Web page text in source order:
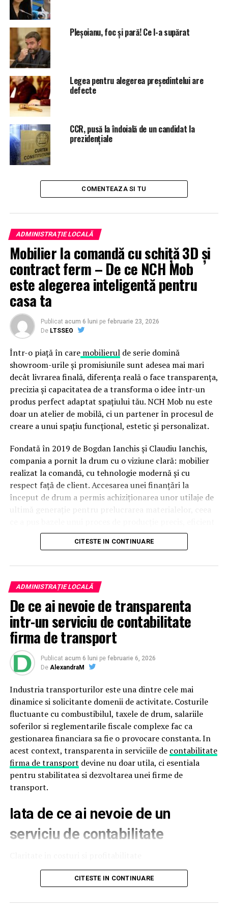
NU RATATI
Vopsiți și revopsiți, la luptă!
Pleșoianu, foc și pară! Ce l-a supărat
Legea pentru alegerea preşedintelui are
defecte
CCR, pusă la îndoială de un candidat la
prezidențiale
COMENTEAZA SI TU
ADMINISTRAȚIE LOCALĂ
Mobilier la comandă cu schiță 3D și
contract ferm – De ce NCH Mob
este alegerea inteligentă pentru
casa ta
Publicat acum 6 luni pe februarie 23, 2026
De LTSSEO
Într-o piață în caremobilierulde serie domină
showroom-urile și promisiunile sunt adesea mai mari
decât livrarea finală, diferența reală o face transparența,
precizia și capacitatea de a transforma o idee într-un
produs perfect adaptat spațiului tău. NCH Mob nu este
doar un atelier de mobilă, ci un partener în procesul de
creare a unui spațiu funcțional, estetic și personalizat.
Fondată în 2019 de Bogdan Ianchis și Claudiu Ianchis,
compania a pornit la drum cu o viziune clară: mobilier
realizat la comandă, cu tehnologie modernă și cu
respect față de client. Accesarea unei finanțări la
început de drum a permis achiziționarea unor utilaje de
ultimă generație pentru prelucrarea materialelor, ceea
și profesionist.
Mobilier la comandă cu schiță
3D – vezi rezultatul înainte de
execuție
Unul dintre cele mai importante avantaje oferite de
NCH Mob este realizarea unei schițe 3D pentru fiecare
proiect de mobilier la comandă. Această etapă este
esențială pentru că îți permite să vezi exact cum va
arăta mobila înainte de a intra în producție.
Prin randarea 3D poți analiza:
numărul și forma fronturilor
structura internă a corpurilor
proporțiile în raport cu spațiul disponibil
integrarea electrocasnicelor
Această abordare reduce riscul de neînțelegeri și elimină
surprizele neplăcute. Clientul are control total asupra
designului și poate solicita modificări până când
Mobilierul personalizat devine astfel un proces
colaborativ, în care funcționalitatea și estetica sunt
CITESTE IN CONTINUARE
ADMINISTRAȚIE LOCALĂ
De ce ai nevoie de transparenta
intr-un serviciu de contabilitate
firma de transport
Publicat acum 6 luni pe februarie 6, 2026
De AlexandraM
Industria transporturilor este una dintre cele mai
dinamice si solicitante domenii de activitate. Costurile
fluctuante cu combustibilul, taxele de drum, salariile
soferilor si reglementarile fiscale complexe fac ca
gestionarea financiara sa fie o provocare constanta. In
acest context, transparenta in serviciile de contabilitate
firma de transport devine nu doar utila, ci esentiala
pentru stabilitatea si dezvoltarea unei firme de
transport.
Iata de ce ai nevoie de un
serviciu de contabilitate
O firma de transport opereaza cu marje de profit
sensibile, iar deciziile gresite pot afecta rapid rezultatele
financiare. Un serviciu de contabilitate transparent
CITESTE IN CONTINUARE